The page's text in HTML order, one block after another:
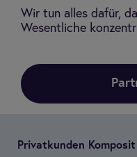
Wir tun alles dafür,
Wesentliche
Pri­vat­kun­den Kom­po­sit